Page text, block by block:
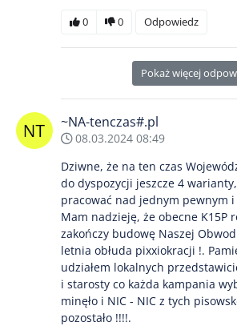
0 0 Odpowiedz
Pokaż więcej
~NA-tenczas#.pl
08.03.2024 08:49
Dziwne, że na ten czas
do dyspozycji jeszcze 4
pracować nad jednym pewnym i
Mam nadzieję, że obecne K15P
zakończy budowę Naszej
letnia obłuda pixxiokracji !.
udziałem lokalnych
i starosty co każda kampania
minęło i NIC - NIC z tych
pozostało !!!!.